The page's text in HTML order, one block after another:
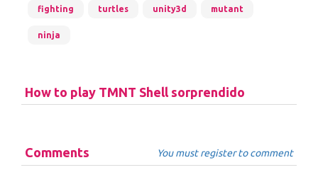
fighting turtles unity3d mutant
ninja
How to play TMNT Shell sorprendido
Comments You must register to comment